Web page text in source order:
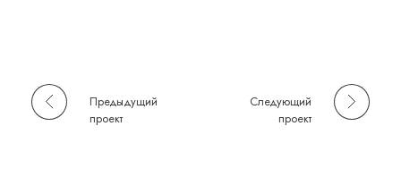
Предыдущий
проект
Следующий
проект